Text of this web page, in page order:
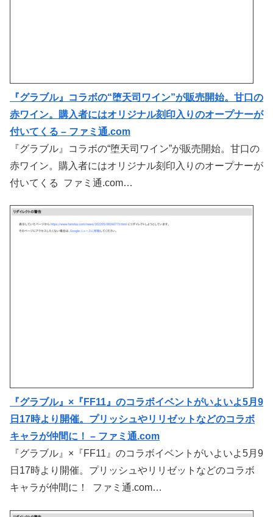
『グラブル』コラボの“堕天司ワイン”が販売開始。甘口の
赤ワイン。購入者にはオリジナル刻印入りのオープナーが
付いてくる – ファミ通.com
『グラブル』コラボの“堕天司ワイン”が販売開始。甘口の
赤ワイン。購入者にはオリジナル刻印入りのオープナーが
付いてくる ファミ通.com…
『グラブル』×『FF11』のコラボイベントがいよいよ5月9
日17時より開催。プリッシュやリリゼットなどのコラボ
キャラが仲間に！ – ファミ通.com
『グラブル』×『FF11』のコラボイベントがいよいよ5月9
日17時より開催。プリッシュやリリゼットなどのコラボ
キャラが仲間に！ ファミ通.com…